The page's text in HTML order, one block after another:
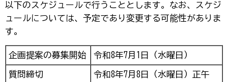
以下のスケジュールで行うこととします。なお、スケジ
ュールについては、予定であり変更する可能性がありま
す。
企画提案の募集開始 令和8年7月1日（水曜日）
質問締切 令和8年7月8日（水曜日）正午